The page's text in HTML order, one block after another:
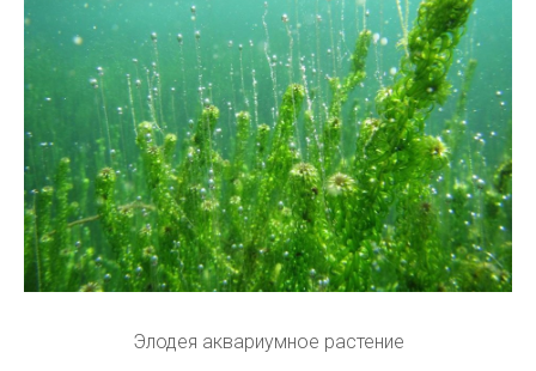
Элодея аквариумное растение